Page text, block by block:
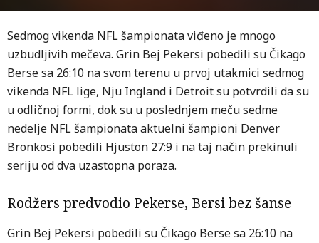
Sedmog vikenda NFL šampionata viđeno je mnogo
uzbudljivih mečeva. Grin Bej Pekersi pobedili su Čikago
Berse sa 26:10 na svom terenu u prvoj utakmici sedmog
vikenda NFL lige, Nju Ingland i Detroit su potvrdili da su
u odličnoj formi, dok su u poslednjem meču sedme
nedelje NFL šampionata aktuelni šampioni Denver
Bronkosi pobedili Hjuston 27:9 i na taj način prekinuli
seriju od dva uzastopna poraza.
Rodžers predvodio Pekerse, Bersi bez šanse
Grin Bej Pekersi pobedili su Čikago Berse sa 26:10 na